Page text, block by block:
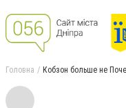
Головна Кобзон больше не